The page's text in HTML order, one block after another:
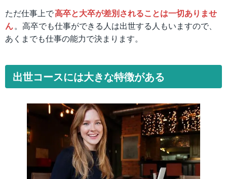
ただ仕事上で高卒と大卒が差別されることは一切ありませ
ん。高卒でも仕事ができる人は出世する人もいますので、
あくまでも仕事の能力で決まります。
出世コースには大きな特徴がある